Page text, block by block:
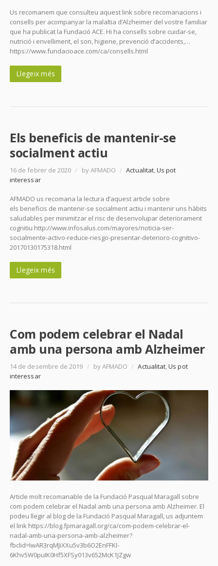
Us recomanem que consulteu aquest link sobre recomanacions i
consells per acompanyar la malaltia d’Alzheimer del vostre familiar
que ha publicat la Fundació ACE. Hi ha consells sobre cuidar-se,
nutrició i envelliment, el son, higiene, prevenció d’accidents,…
https://www.fundacioace.com/ca/consells.html
Llegeix més
Els beneficis de mantenir-se
socialment actiu
16 de febrer de 2020 / by AFMADO / Actualitat,Us pot
interessar
AFMADO us recomana la lectura d’aquest article sobre
els beneficis de mantenir-se socialment actiu i mantenir uns hàbits
saludables per minimitzar el risc de desenvolupar deteriorament
cognitiu http://www.infosalus.com/mayores/noticia-ser-
socialmente-activo-reduce-riesgo-presentar-deterioro-cognitivo-
20170130175318.html
Llegeix més
Com podem celebrar el Nadal
amb una persona amb Alzheimer
14 de desembre de 2019 / by AFMADO / Actualitat,Us pot
interessar
Article molt recomanable de la Fundació Pasqual Maragall sobre
com podem celebrar el Nadal amb una persona amb Alzheimer. El
podeu llegir al blog de la Fundació Pasqual Maragall, us adjuntem
el link https://blog.fpmaragall.org/ca/com-podem-celebrar-el-
nadal-amb-una-persona-amb-alzheimer?
fbclid=IwAR3rqMJiXXu5v3b6O2EnFFKI-
6Khv5W0puIK0Hf5XFSy013v652McK1JZgw